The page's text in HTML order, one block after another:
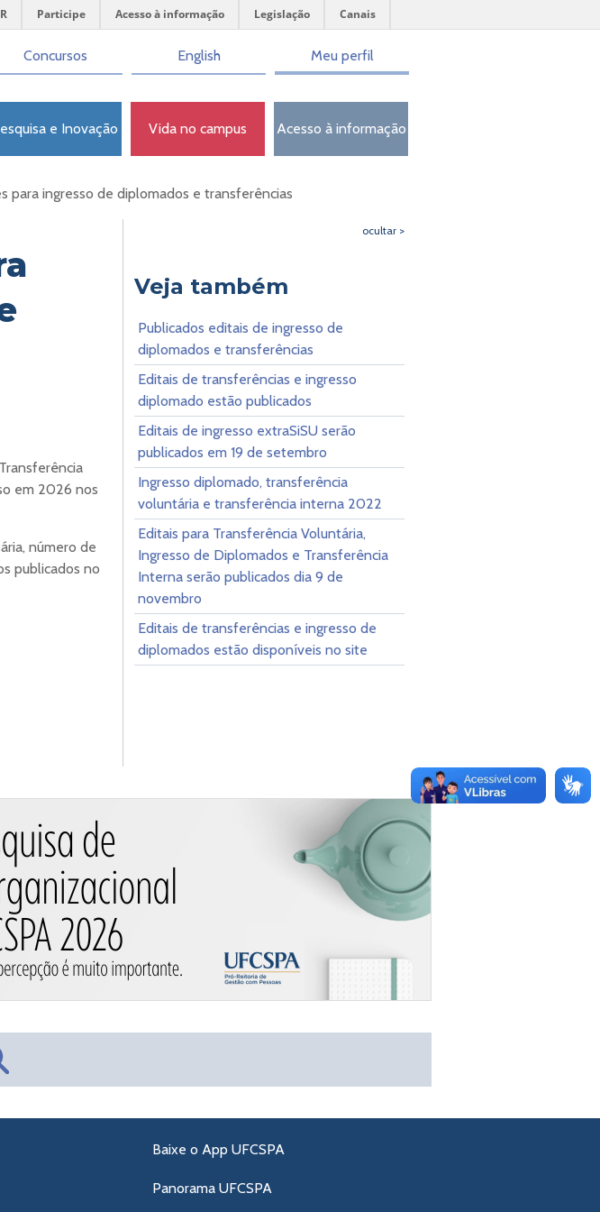
Participe Acesso à informação Legislação Canais
Concursos English Meu perfil
e Inovação Vida no campus Acesso à informação
para ingresso de diplomados e transferências
em 2026 nos
número de
publicados no
ocultar >
Veja também
Publicados editais de ingresso de
diplomados e transferências
Editais de transferências e ingresso
diplomado estão publicados
Editais de ingresso extraSiSU serão
publicados em 19 de setembro
Ingresso diplomado, transferência
voluntária e transferência interna 2022
Editais para Transferência Voluntária,
Ingresso de Diplomados e Transferência
Interna serão publicados dia 9 de
novembro
Editais de transferências e ingresso de
diplomados estão disponíveis no site
Baixe o App UFCSPA
Panorama UFCSPA